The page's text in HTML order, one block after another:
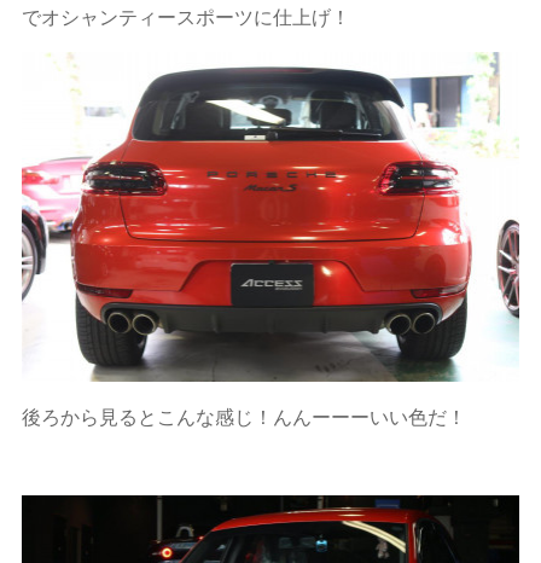
でオシャンティースポーツに仕上げ！
後ろから見るとこんな感じ！んんーーーいい色だ！